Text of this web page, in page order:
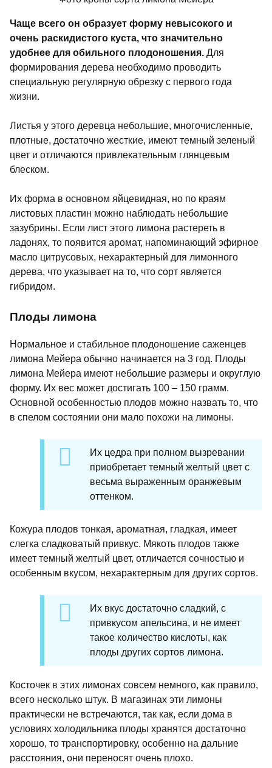
Чаще всего он образует форму невысокого и
очень раскидистого куста, что значительно
удобнее для обильного плодоношения. Для
формирования дерева необходимо проводить
специальную регулярную обрезку с первого года
жизни.
Листья у этого деревца небольшие, многочисленные,
плотные, достаточно жесткие, имеют темный зеленый
цвет и отличаются привлекательным глянцевым
блеском.
Их форма в основном яйцевидная, но по краям
листовых пластин можно наблюдать небольшие
зазубрины. Если лист этого лимона растереть в
ладонях, то появится аромат, напоминающий эфирное
масло цитрусовых, нехарактерный для лимонного
дерева, что указывает на то, что сорт является
гибридом.
Плоды лимона
Нормальное и стабильное плодоношение саженцев
лимона Мейера обычно начинается на 3 год. Плоды
лимона Мейера имеют небольшие размеры и округлую
форму. Их вес может достигать 100 – 150 грамм.
Основной особенностью плодов можно назвать то, что
в спелом состоянии они мало похожи на лимоны.
Их цедра при полном вызревании
приобретает темный желтый цвет с
весьма выраженным оранжевым
оттенком.
Кожура плодов тонкая, ароматная, гладкая, имеет
слегка сладковатый привкус. Мякоть плодов также
имеет темный желтый цвет, отличается сочностью и
особенным вкусом, нехарактерным для других сортов.
Их вкус достаточно сладкий, с
привкусом апельсина, и не имеет
такое количество кислоты, как
плоды других сортов лимона.
Косточек в этих лимонах совсем немного, как правило,
всего несколько штук. В магазинах эти лимоны
практически не встречаются, так как, если дома в
условиях холодильника плоды хранятся достаточно
хорошо, то транспортировку, особенно на дальние
расстояния, они переносят очень плохо.